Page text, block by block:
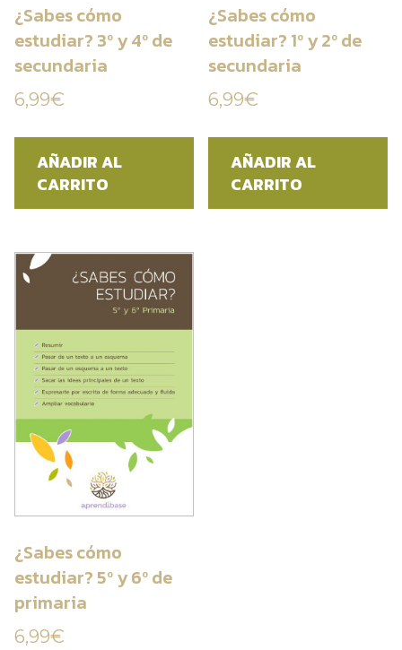
¿Sabes cómo
estudiar? 3º y 4º de
secundaria
6,99€
AÑADIR AL
CARRITO
¿Sabes cómo
estudiar? 1º y 2º de
secundaria
6,99€
AÑADIR AL
CARRITO
¿Sabes cómo
estudiar? 5º y 6º de
primaria
6,99€